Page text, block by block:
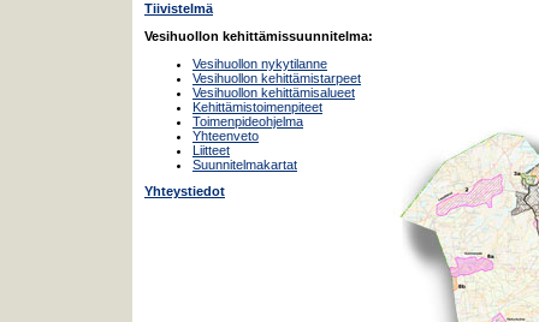
Tiivistelmä
Vesihuollon kehittämissuunnitelma:
Vesihuollon nykytilanne
Vesihuollon kehittämistarpeet
Vesihuollon kehittämisalueet
Kehittämistoimenpiteet
Toimenpideohjelma
Yhteenveto
Liitteet
Suunnitelmakartat
Yhteystiedot